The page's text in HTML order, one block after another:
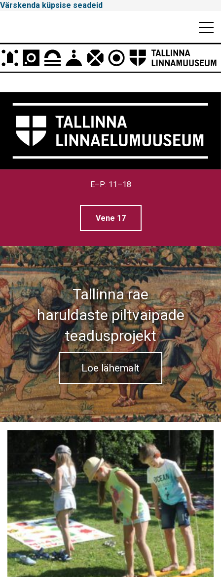
Värskenda küpsise seadeid
Peamenüü
E–P: 11–18
Vene 17
Tallinna rae
haruldaste piltvaipade
teadusprojekt
Loe lähemalt